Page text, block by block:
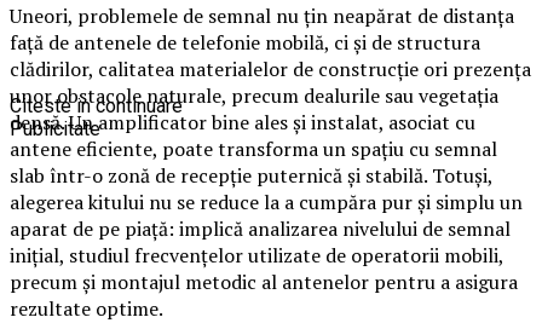
Uneori, problemele de semnal nu țin neapărat de distanța
față de antenele de telefonie mobilă, ci și de structura
clădirilor, calitatea materialelor de construcție ori prezența
unor obstacole naturale, precum dealurile sau vegetația
densă. Un amplificator bine ales și instalat, asociat cu
antene eficiente, poate transforma un spațiu cu semnal
slab într-o zonă de recepție puternică și stabilă. Totuși,
alegerea kitului nu se reduce la a cumpăra pur și simplu un
aparat de pe piață: implică analizarea nivelului de semnal
inițial, studiul frecvențelor utilizate de operatorii mobili,
precum și montajul metodic al antenelor pentru a asigura
rezultate optime.
Citeste in continuare
Publicitate